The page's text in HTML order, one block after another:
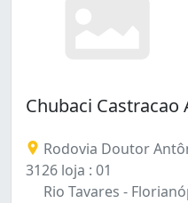
Chubaci Castracao
Rodovia Doutor
3126 loja : 01
Rio Tavares -